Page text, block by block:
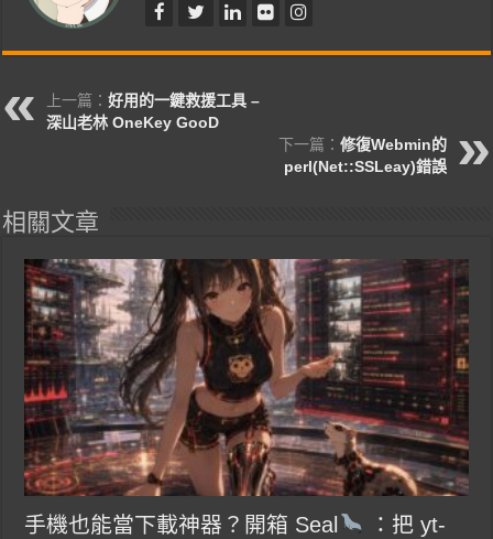
上一篇：好用的一鍵救援工具 –
深山老林 OneKey GooD
下一篇： 修復Webmin的
perl(Net::SSLeay)錯誤
相關文章
手機也能當下載神器？開箱 Seal ：把 yt-